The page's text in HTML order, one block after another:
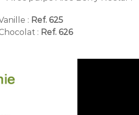
: Ref. 625
: Ref. 626